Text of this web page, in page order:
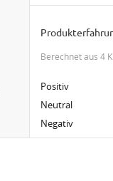
berechnet aus 4
Positiv
Neutral
Negativ